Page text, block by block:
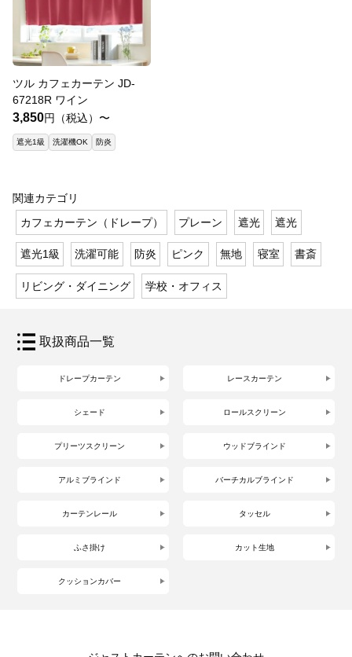
ツル カフェカーテン JD-
67218R ワイン
3,850円（税込）〜
遮光1級 洗濯機OK 防炎
関連カテゴリ
カフェカーテン（ドレープ）
プレーン 遮光 遮光
遮光1級 洗濯可能 防炎 ピンク 無地 寝室 書斎
リビング・ダイニング 学校・オフィス
取扱商品一覧
ドレープカーテン レースカーテン
シェード ロールスクリーン
プリーツスクリーン ウッドブラインド
アルミブラインド バーチカルブラインド
カーテンレール タッセル
ふさ掛け カット生地
クッションカバー